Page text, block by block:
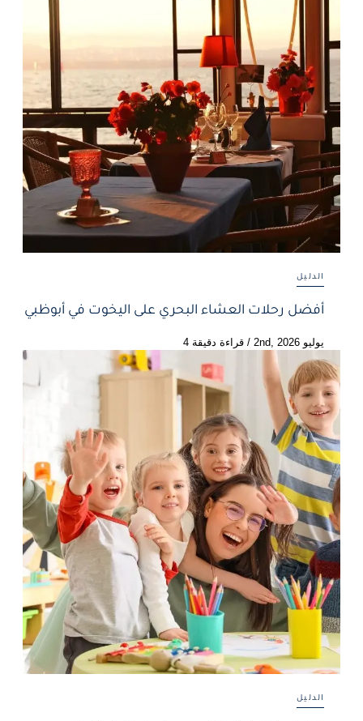
الدليل
أفضل رحلات العشاء البحري على اليخوت في أبوظبي
يوليو 2nd, 2026 / قراءة دقيقة 4
الدليل